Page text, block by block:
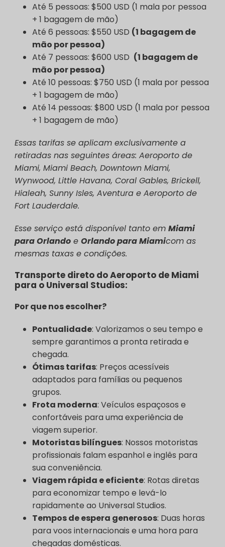
Até 5 pessoas: $500 USD (1 mala por pessoa
+ 1 bagagem de mão)
Até 6 pessoas: $550 USD (1 bagagem de
mão por pessoa)
Até 7 pessoas: $600 USD (1 bagagem de
mão por pessoa)
Até 10 pessoas: $750 USD (1 mala por pessoa
+ 1 bagagem de mão)
Até 14 pessoas: $800 USD (1 mala por pessoa
+ 1 bagagem de mão)
Essas tarifas se aplicam exclusivamente a
retiradas nas seguintes áreas: Aeroporto de
Miami, Miami Beach, Downtown Miami,
Wynwood, Little Havana, Coral Gables, Brickell,
Hialeah, Sunny Isles, Aventura e Aeroporto de
Fort Lauderdale.
Esse serviço está disponível tanto em Miami
para Orlando e Orlando para Miamicom as
mesmas taxas e condições.
Transporte direto do Aeroporto de Miami
para o Universal Studios:
Por que nos escolher?
Pontualidade: Valorizamos o seu tempo e
sempre garantimos a pronta retirada e
chegada.
Ótimas tarifas: Preços acessíveis
adaptados para famílias ou pequenos
grupos.
Frota moderna: Veículos espaçosos e
confortáveis para uma experiência de
viagem superior.
Motoristas bilíngues: Nossos motoristas
profissionais falam espanhol e inglês para
sua conveniência.
Viagem rápida e eficiente: Rotas diretas
para economizar tempo e levá-lo
rapidamente ao Universal Studios.
Tempos de espera generosos: Duas horas
para voos internacionais e uma hora para
chegadas domésticas.